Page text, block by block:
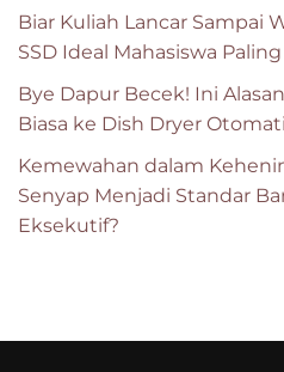
Biar Kuliah Lancar Sampai
SSD Ideal Mahasiswa
Bye Dapur Becek! Ini
Biasa ke Dish Dryer
Kemewahan dalam
Senyap Menjadi Standar
Eksekutif?